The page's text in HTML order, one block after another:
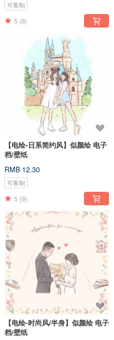
可客制
5 (8)
【电绘-日系简约风】似颜绘 电子
档/壁纸
RMB 12.30
可客制
5 (9)
【电绘-时尚风/半身】似颜绘 电子
档/壁纸